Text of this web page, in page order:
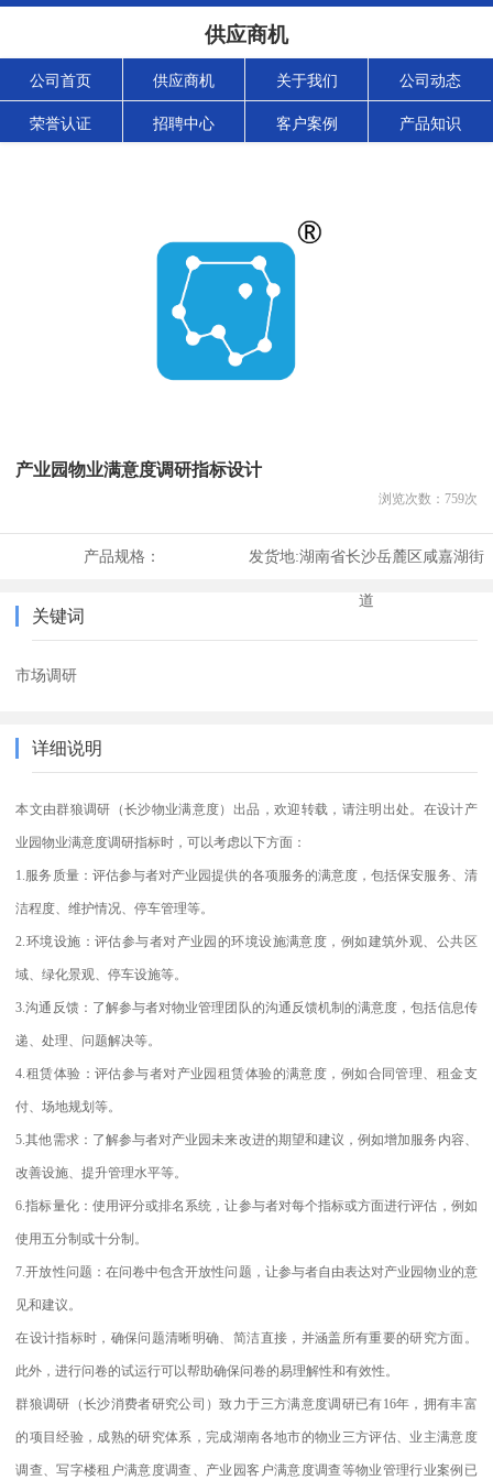
供应商机
公司首页 供应商机 关于我们 公司动态
荣誉认证 招聘中心 客户案例 产品知识
产业园物业满意度调研指标设计
浏览次数： 759次
产品规格： 发货地:湖南省长沙岳麓区咸嘉湖街
道
关键词
市场调研
详细说明
本文由群狼调研（长沙物业满意度）出品，欢迎转载，请注明出处。在设计产
业园物业满意度调研指标时，可以考虑以下方面：
1.服务质量：评估参与者对产业园提供的各项服务的满意度，包括保安服务、清
洁程度、维护情况、停车管理等。
2.环境设施：评估参与者对产业园的环境设施满意度，例如建筑外观、公共区
域、绿化景观、停车设施等。
3.沟通反馈：了解参与者对物业管理团队的沟通反馈机制的满意度，包括信息传
递、处理、问题解决等。
4.租赁体验：评估参与者对产业园租赁体验的满意度，例如合同管理、租金支
付、场地规划等。
5.其他需求：了解参与者对产业园未来改进的期望和建议，例如增加服务内容、
改善设施、提升管理水平等。
6.指标量化：使用评分或排名系统，让参与者对每个指标或方面进行评估，例如
使用五分制或十分制。
7.开放性问题：在问卷中包含开放性问题，让参与者自由表达对产业园物业的意
见和建议。
在设计指标时，确保问题清晰明确、简洁直接，并涵盖所有重要的研究方面。
此外，进行问卷的试运行可以帮助确保问卷的易理解性和有效性。
群狼调研（长沙消费者研究公司）致力于三方满意度调研已有16年，拥有丰富
的项目经验，成熟的研究体系，完成湖南各地市的物业三方评估、业主满意度
调查、写字楼租户满意度调查、产业园客户满意度调查等物业管理行业案例已